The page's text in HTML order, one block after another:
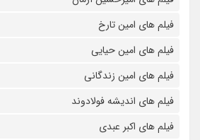
فیلم های امین تارخ
فیلم های امین حیایی
فیلم های امین زندگانی
فیلم های اندیشه فولادوند
فیلم های اکبر عبدی